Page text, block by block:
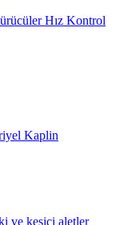
Hız Kontrol
Kaplin
ve kesici aletler